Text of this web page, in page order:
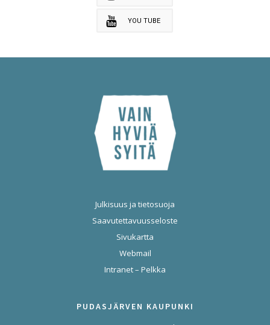
YOU TUBE
Julkisuus ja tietosuoja
Saavutettavuusseloste
Sivukartta
Webmail
Intranet – Pelkka
PUDASJÄRVEN KAUPUNKI